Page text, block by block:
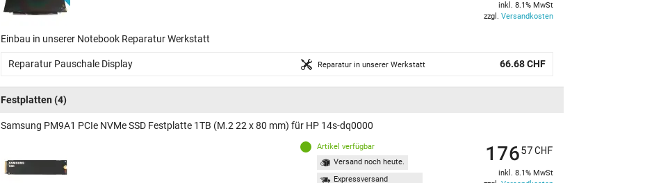
inkl. 8.1% MwSt
zzgl. Versandkosten
Einbau in unserer Notebook Reparatur Werkstatt
Reparatur Pauschale Display Reparatur in unserer Werkstatt 66.68 CHF
Festplatten (4)
Samsung PM9A1 PCIe NVMe SSD Festplatte 1TB (M.2 22 x 80 mm) für HP 14s-dq0000
Artikel verfügbar
Versand noch heute.
Expressversand
17657CHF
inkl. 8.1% MwSt